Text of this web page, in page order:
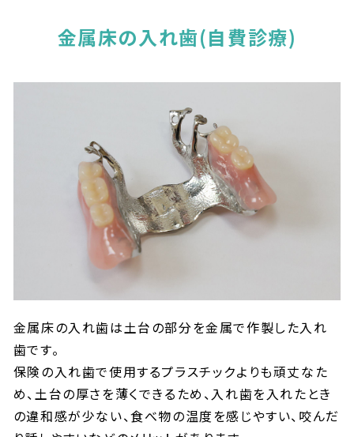
金属床の入れ歯(自費診療)
金属床の入れ歯は土台の部分を金属で作製した入れ
歯です。
保険の入れ歯で使用するプラスチックよりも頑丈なた
め、土台の厚さを薄くできるため、入れ歯を入れたとき
の違和感が少ない、食べ物の温度を感じやすい、咬んだ